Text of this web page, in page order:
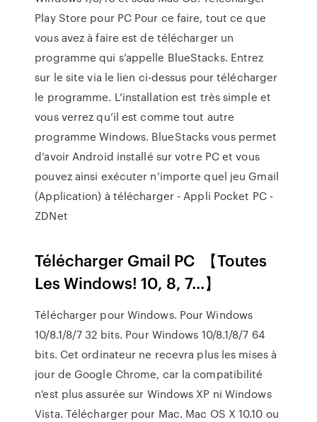
Play Store pour PC Pour ce faire, tout ce que
vous avez à faire est de télécharger un
programme qui s’appelle BlueStacks. Entrez
sur le site via le lien ci-dessus pour télécharger
le programme. L’installation est très simple et
vous verrez qu’il est comme tout autre
programme Windows. BlueStacks vous permet
d’avoir Android installé sur votre PC et vous
pouvez ainsi exécuter n’importe quel jeu Gmail
(Application) à télécharger - Appli Pocket PC -
ZDNet
Télécharger Gmail PC ️ 【Toutes
Les Windows! 10, 8, 7...】
Télécharger pour Windows. Pour Windows
10/8.1/8/7 32 bits. Pour Windows 10/8.1/8/7 64
bits. Cet ordinateur ne recevra plus les mises à
jour de Google Chrome, car la compatibilité
n'est plus assurée sur Windows XP ni Windows
Vista. Télécharger pour Mac. Mac OS X 10.10 ou